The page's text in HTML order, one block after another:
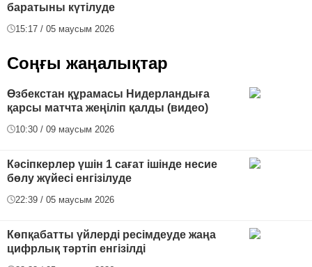
баратыны күтілуде
15:17 / 05 маусым 2026
Соңғы жаңалықтар
Өзбекстан құрамасы Нидерландыға
қарсы матчта жеңіліп қалды (видео)
10:30 / 09 маусым 2026
Кәсіпкерлер үшін 1 сағат ішінде несие
бөлу жүйесі енгізілуде
22:39 / 05 маусым 2026
Көпқабатты үйлерді ресімдеуде жаңа
цифрлық тәртіп енгізілді